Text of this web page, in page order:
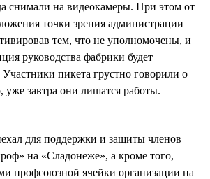
снимали на видеокамеры. При этом от
точки зрения администрации
тем, что не уполномочены, и
руководства фабрики будет
пикета грустно говорили о
уже завтра они лишатся работы.
для поддержки и защиты членов
на «Сладонеже», а кроме того,
профсоюзной ячейки организации на